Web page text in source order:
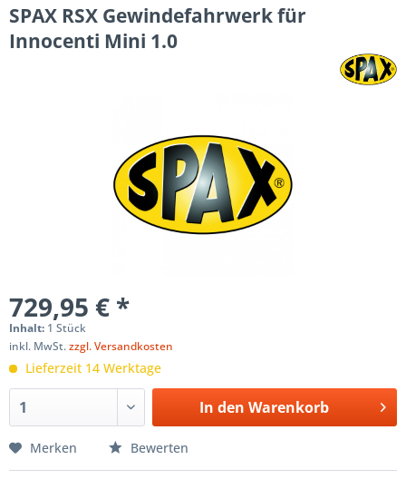
SPAX RSX Gewindefahrwerk für
Innocenti Mini 1.0
729,95 € *
Inhalt: 1 Stück
inkl. MwSt.zzgl. Versandkosten
Lieferzeit 14 Werktage
In den Warenkorb
Merken Bewerten